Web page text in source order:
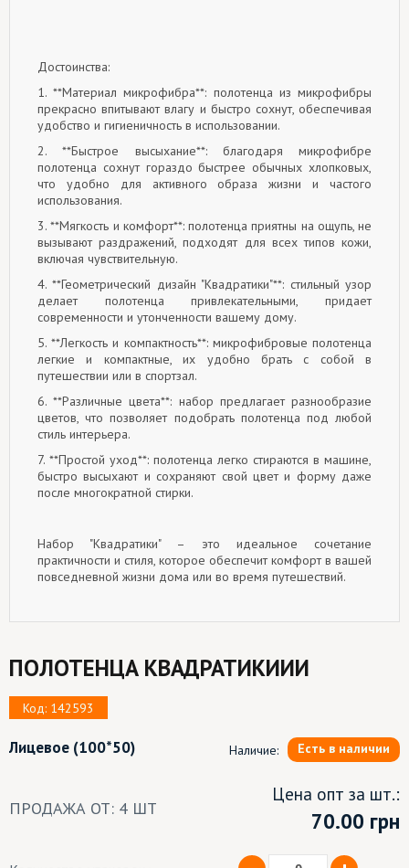
Достоинства:
1. **Материал микрофибра**: полотенца из микрофибры
прекрасно впитывают влагу и быстро сохнут, обеспечивая
удобство и гигиеничность в использовании.
2. **Быстрое высыхание**: благодаря микрофибре
полотенца сохнут гораздо быстрее обычных хлопковых,
что удобно для активного образа жизни и частого
использования.
3. **Мягкость и комфорт**: полотенца приятны на ощупь, не
вызывают раздражений, подходят для всех типов кожи,
включая чувствительную.
4. **Геометрический дизайн "Квадратики"**: стильный узор
делает полотенца привлекательными, придает
современности и утонченности вашему дому.
5. **Легкость и компактность**: микрофибровые полотенца
легкие и компактные, их удобно брать с собой в
путешествии или в спортзал.
6. **Различные цвета**: набор предлагает разнообразие
цветов, что позволяет подобрать полотенца под любой
стиль интерьера.
7. **Простой уход**: полотенца легко стираются в машине,
быстро высыхают и сохраняют свой цвет и форму даже
после многократной стирки.
Набор "Квадратики" – это идеальное сочетание
практичности и стиля, которое обеспечит комфорт в вашей
повседневной жизни дома или во время путешествий.
ПОЛОТЕНЦА КВАДРАТИКИИИ
Код: 142593
Лицевое (100*50) Наличие: Есть в наличии
ПРОДАЖА ОТ: 4 ШТ
Цена опт за шт.:
70.00 грн